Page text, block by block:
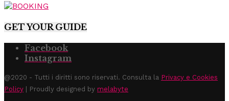
GET YOUR GUIDE
Facebook
Instagram
@2020 - Tutti i diritti sono riservati. Consulta la Privacy e Cookies
Policy | Proudly designed by melabyte